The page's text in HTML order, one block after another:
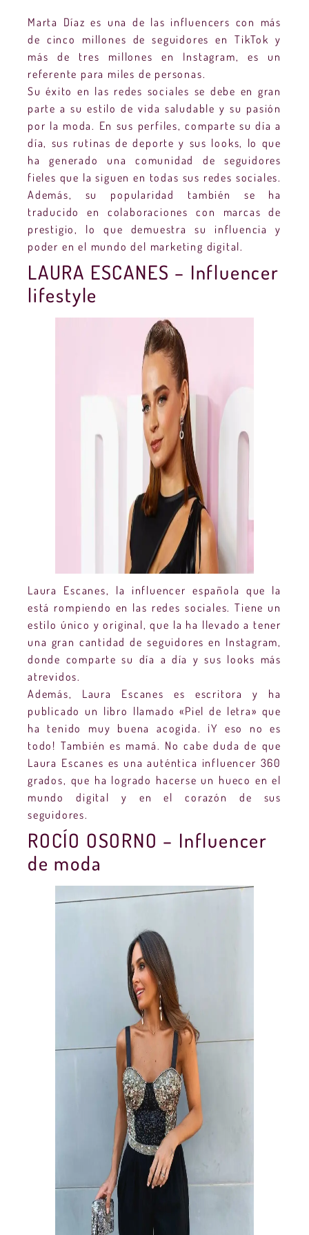
Marta Díaz es una de las influencers con más
de cinco millones de seguidores en TikTok y
más de tres millones en Instagram, es un
referente para miles de personas.
Su éxito en las redes sociales se debe en gran
parte a su estilo de vida saludable y su pasión
por la moda. En sus perfiles, comparte su día a
día, sus rutinas de deporte y sus looks, lo que
ha generado una comunidad de seguidores
fieles que la siguen en todas sus redes sociales.
Además, su popularidad también se ha
traducido en colaboraciones con marcas de
prestigio, lo que demuestra su influencia y
poder en el mundo del marketing digital.
LAURA ESCANES – Influencer
lifestyle
Laura Escanes, la influencer española que la
está rompiendo en las redes sociales. Tiene un
estilo único y original, que la ha llevado a tener
una gran cantidad de seguidores en Instagram,
donde comparte su día a día y sus looks más
atrevidos.
Además, Laura Escanes es escritora y ha
publicado un libro llamado «Piel de letra» que
ha tenido muy buena acogida. ¡Y eso no es
todo! También es mamá. No cabe duda de que
Laura Escanes es una auténtica influencer 360
grados, que ha logrado hacerse un hueco en el
mundo digital y en el corazón de sus
seguidores.
ROCÍO OSORNO – Influencer
de moda